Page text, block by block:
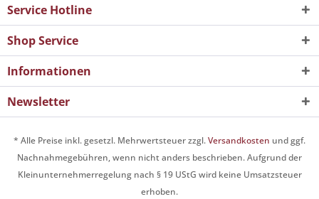
Service Hotline
Shop Service
Informationen
Newsletter
* Alle Preise inkl. gesetzl. Mehrwertsteuer zzgl.Versandkosten und ggf.
Nachnahmegebühren, wenn nicht anders beschrieben. Aufgrund der
Kleinunternehmerregelung nach § 19 UStG wird keine Umsatzsteuer
erhoben.